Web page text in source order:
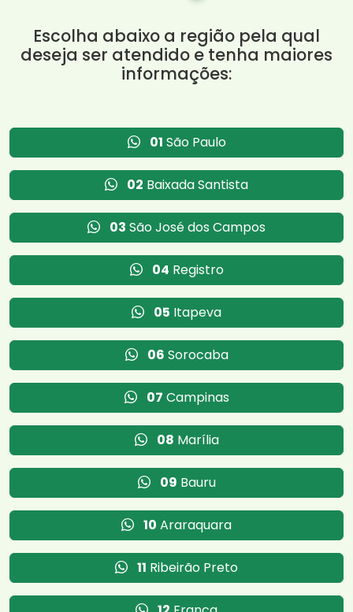
Escolha abaixo a região pela qual
deseja ser atendido e tenha maiores
informações:
01 São Paulo
02 Baixada Santista
03 São José dos Campos
04 Registro
05 Itapeva
06 Sorocaba
07 Campinas
08 Marília
09 Bauru
10 Araraquara
11 Ribeirão Preto